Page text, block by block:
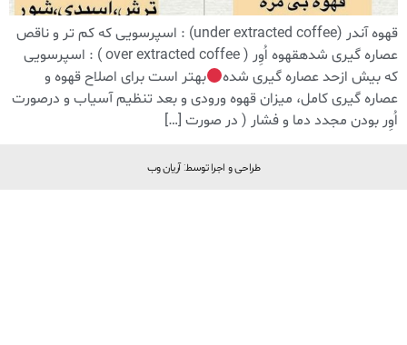
قهوه آندر (under extracted coffee) : اسپرسویی که کم تر و ناقص
عصاره گیری شدهقهوه اُوِر ( over extracted coffee ) : اسپرسویی
که بیش ازحد عصاره گیری شده
بهتر است برای اصلاح قهوه و
عصاره گیری کامل، میزان قهوه ورودی و بعد تنظیم آسیاب و درصورت
اُوِر بودن مجدد دما و فشار ( در صورت […]
طراحی و اجرا توسط: آریان وب